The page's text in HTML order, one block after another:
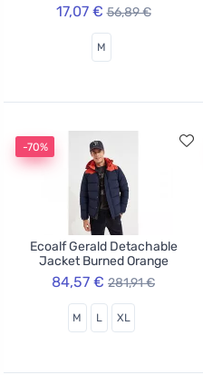
17,07 € 56,89 €
M
-70%
Ecoalf Gerald Detachable
Jacket Burned Orange
84,57 € 281,91 €
M L XL